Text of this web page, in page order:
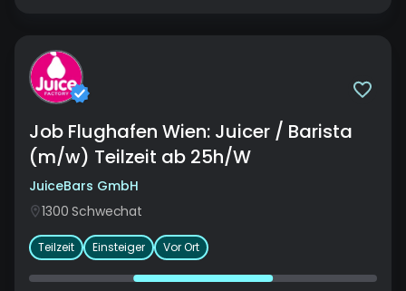
Job Flughafen Wien: Juicer / Barista
(m/w) Teilzeit ab 25h/W
JuiceBars GmbH
1300 Schwechat
Teilzeit Einsteiger Vor Ort